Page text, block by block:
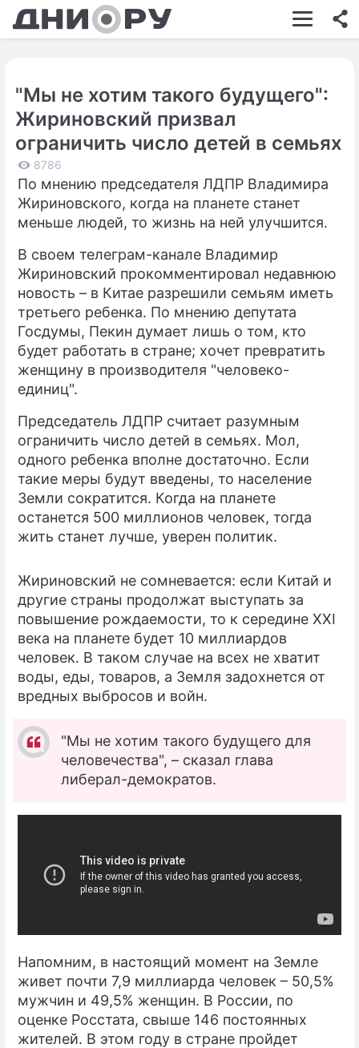
ШОУ-БИЗНЕС
КИНО
НЕДВИЖИМОСТЬ
ЭКОНОМИКА
ПРОИСШЕСТВИЯ
СОННИК
СТИЛЬ ЖИЗНИ
СЕРИАЛЫ
ИГРЫ
О ПРОЕКТЕ
"Мы не хотим такого будущего":
Жириновский призвал
ограничить число детей в семьях
8786
По мнению председателя ЛДПР Владимира
Жириновского, когда на планете станет
меньше людей, то жизнь на ней улучшится.
В своем телеграм-канале Владимир
Жириновский прокомментировал недавнюю
новость – в Китае разрешили семьям иметь
третьего ребенка. По мнению депутата
Госдумы, Пекин думает лишь о том, кто
будет работать в стране; хочет превратить
женщину в производителя "человеко-
единиц".
Председатель ЛДПР считает разумным
ограничить число детей в семьях. Мол,
одного ребенка вполне достаточно. Если
такие меры будут введены, то население
Земли сократится. Когда на планете
останется 500 миллионов человек, тогда
жить станет лучше, уверен политик.
Жириновский не сомневается: если Китай и
другие страны продолжат выступать за
повышение рождаемости, то к середине XXI
века на планете будет 10 миллиардов
человек. В таком случае на всех не хватит
воды, еды, товаров, а Земля задохнется от
вредных выбросов и войн.
"Мы не хотим такого будущего для
человечества", – сказал глава
либерал-демократов.
Напомним, в настоящий момент на Земле
живет почти 7,9 миллиарда человек – 50,5%
мужчин и 49,5% женщин. В России, по
оценке Росстата, свыше 146 постоянных
жителей. В этом году в стране пройдет